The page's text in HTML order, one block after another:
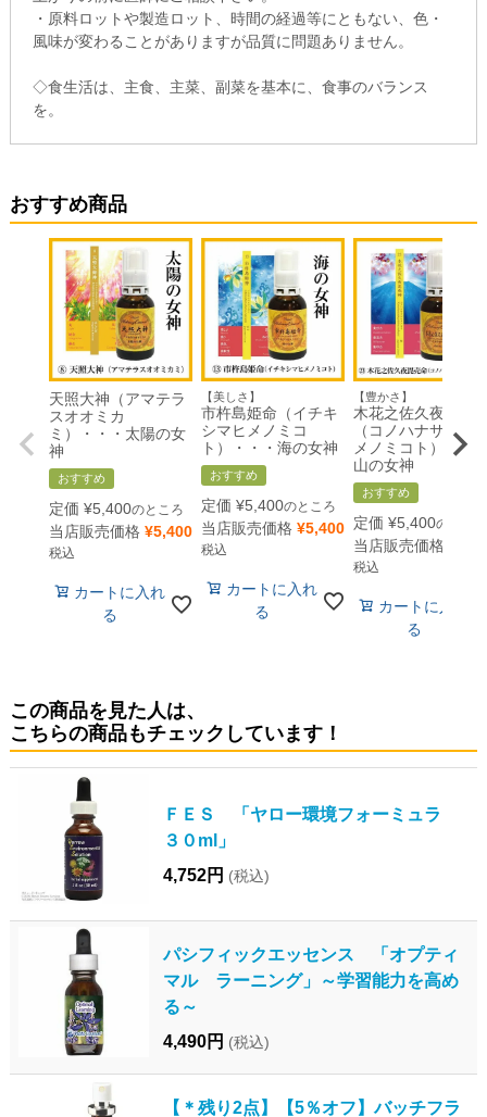
・原料ロットや製造ロット、時間の経過等にともない、色・
風味が変わることがありますが品質に問題ありません。
◇食生活は、主食、主菜、副菜を基本に、食事のバランス
を。
おすすめ商品
天照大神（アマテラ
スオオミカ
ミ）・・・太陽の女
神
おすすめ
定価 ¥5,400のところ
当店販売価格 ¥5,400
税込
カートに入れ
る
【美しさ】
市杵島姫命（イチキ
シマヒメノミコ
ト）・・・海の女神
おすすめ
定価 ¥5,400のところ
当店販売価格 ¥5,400
税込
カートに入れ
る
【豊かさ】
木花之佐久夜毘売
（コノハナサクヤ
メノミコト）・・
山の女神
おすすめ
定価 ¥5,400のところ
当店販売価格
税込
カートに入れ
る
この商品を見た人は、
こちらの商品もチェックしています！
ＦＥＳ 「ヤロー環境フォーミュラ
３０ml」
4,752円 (税込)
パシフィックエッセンス 「オプティ
マル ラーニング」～学習能力を高め
る～
4,490円 (税込)
【＊残り2点】【5％オフ】バッチフラ